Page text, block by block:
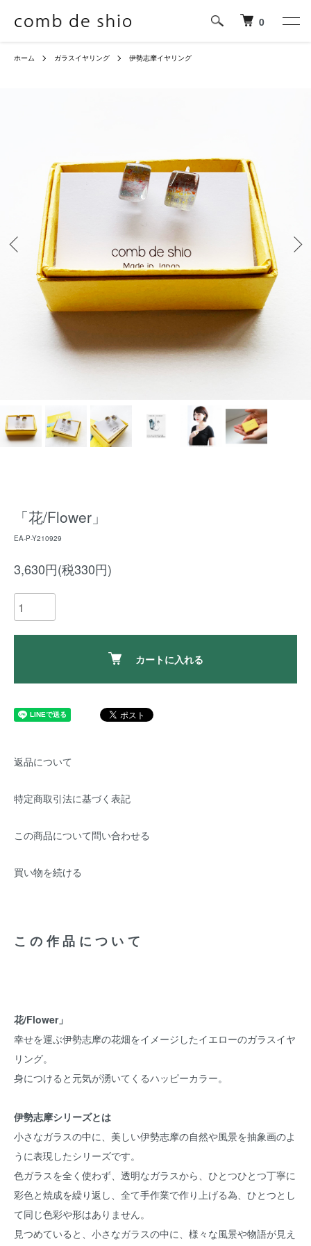
0
ホーム ガラスイヤリング 伊勢志摩イヤリング
「花/Flower」
EA-P-Y210929
3,630円(税330円)
カートに入れる
返品について
特定商取引法に基づく表記
この商品について問い合わせる
買い物を続ける
この作品について
花/Flower」
幸せを運ぶ伊勢志摩の花畑をイメージしたイエローのガラスイヤ
リング。
身につけると元気が湧いてくるハッピーカラー。
伊勢志摩シリーズとは
小さなガラスの中に、美しい伊勢志摩の自然や風景を抽象画のよ
うに表現したシリーズです。
色ガラスを全く使わず、透明なガラスから、ひとつひとつ丁寧に
彩色と焼成を繰り返し、全て手作業で作り上げる為、ひとつとし
て同じ色彩や形はありません。
見つめていると、小さなガラスの中に、様々な風景や物語が見え